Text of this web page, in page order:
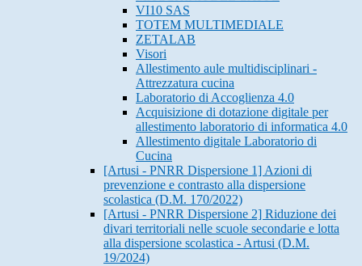
VI10 SAS
TOTEM MULTIMEDIALE
ZETALAB
Visori
Allestimento aule multidisciplinari -
Attrezzatura cucina
Laboratorio di Accoglienza 4.0
Acquisizione di dotazione digitale per
allestimento laboratorio di informatica 4.0
Allestimento digitale Laboratorio di
Cucina
[Artusi - PNRR Dispersione 1] Azioni di
prevenzione e contrasto alla dispersione
scolastica (D.M. 170/2022)
[Artusi - PNRR Dispersione 2] Riduzione dei
divari territoriali nelle scuole secondarie e lotta
alla dispersione scolastica - Artusi (D.M.
19/2024)